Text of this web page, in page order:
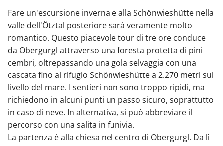
Fare un'escursione invernale alla Schönwieshütte nella
valle dell'Ötztal posteriore sarà veramente molto
romantico. Questo piacevole tour di tre ore conduce
da Obergurgl attraverso una foresta protetta di pini
cembri, oltrepassando una gola selvaggia con una
cascata fino al rifugio Schönwieshütte a 2.270 metri sul
livello del mare. I sentieri non sono troppo ripidi, ma
richiedono in alcuni punti un passo sicuro, soprattutto
in caso di neve. In alternativa, si può abbreviare il
percorso con una salita in funivia.
La partenza è alla chiesa nel centro di Obergurgl. Da lì